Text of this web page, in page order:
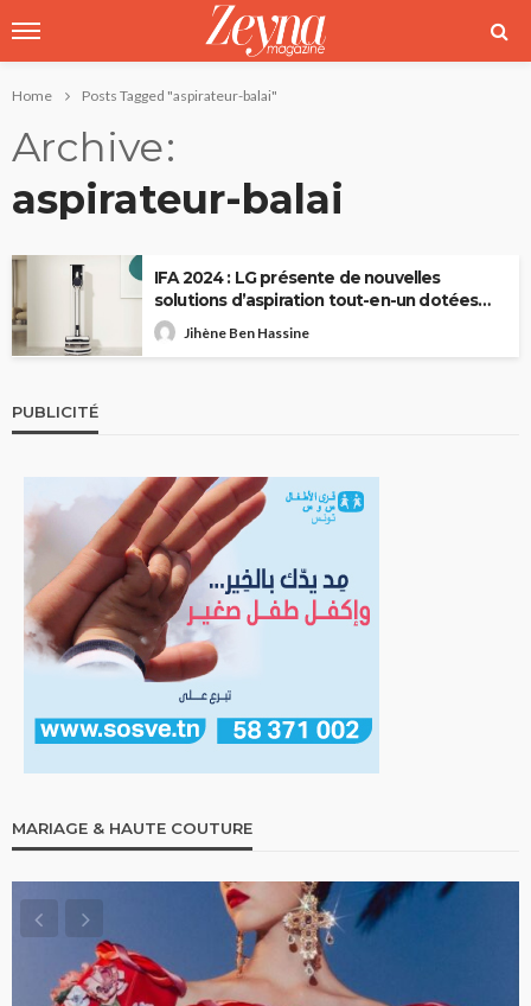
Home Posts Tagged "aspirateur-balai"
Archive
aspirateur-balai
IFA 2024 : LG présente de nouvelles
solutions d’aspiration tout-en-un dotées
d’une polyvalence de niveau supérieur
Jihène Ben Hassine
PUBLICITÉ
MARIAGE & HAUTE COUTURE